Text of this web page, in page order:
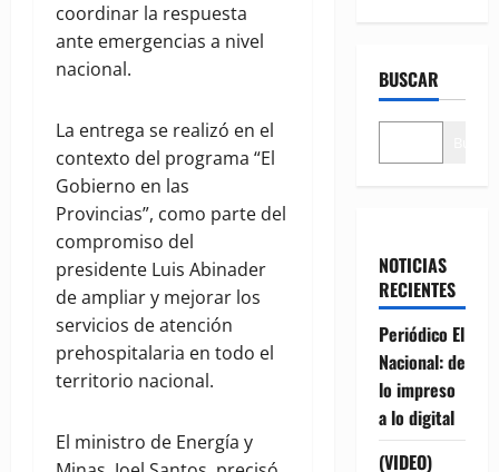
coordinar la respuesta
ante emergencias a nivel
nacional.
La entrega se realizó en el
contexto del programa “El
Gobierno en las
Provincias”, como parte del
compromiso del
presidente Luis Abinader
de ampliar y mejorar los
servicios de atención
prehospitalaria en todo el
territorio nacional.
El ministro de Energía y
BUSCAR
NOTICIAS
RECIENTES
Periódico El
Nacional: de
lo impreso
a lo digital
(VIDEO)